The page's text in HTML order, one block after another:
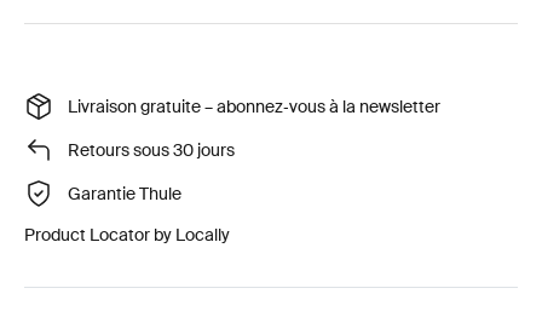
Livraison gratuite – abonnez‑vous à la newsletter
Retours sous 30 jours
Garantie Thule
Product Locator by Locally